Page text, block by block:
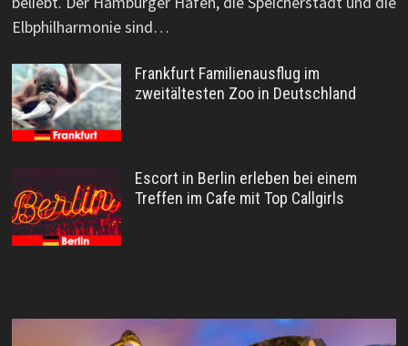
Elbphilharmonie sind…
Frankfurt Familienausflug im
zweitältesten Zoo in Deutschland
Escort in Berlin erleben bei einem
Treffen im Cafe mit Top Callgirls